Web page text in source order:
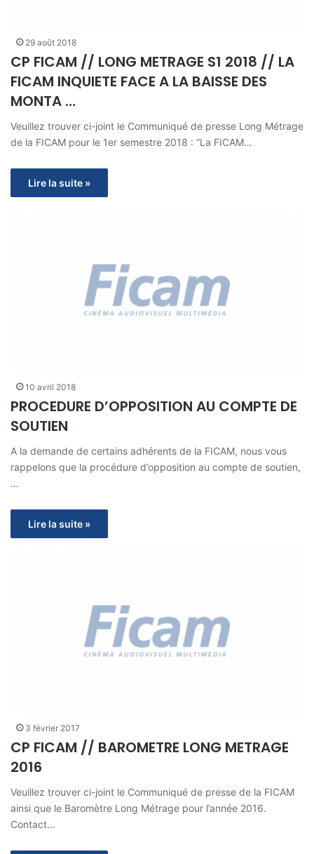
29 août 2018
CP FICAM // LONG METRAGE S1 2018 // LA
FICAM INQUIETE FACE A LA BAISSE DES
MONTA …
Veuillez trouver ci-joint le Communiqué de presse Long Métrage
de la FICAM pour le 1er semestre 2018 : “La FICAM…
Lire la suite »
10 avril 2018
PROCEDURE D’OPPOSITION AU COMPTE DE
SOUTIEN
A la demande de certains adhérents de la FICAM, nous vous
rappelons que la procédure d’opposition au compte de soutien,
…
Lire la suite »
3 février 2017
CP FICAM // BAROMETRE LONG METRAGE
2016
Veuillez trouver ci-joint le Communiqué de presse de la FICAM
ainsi que le Baromètre Long Métrage pour l’année 2016.
Contact…